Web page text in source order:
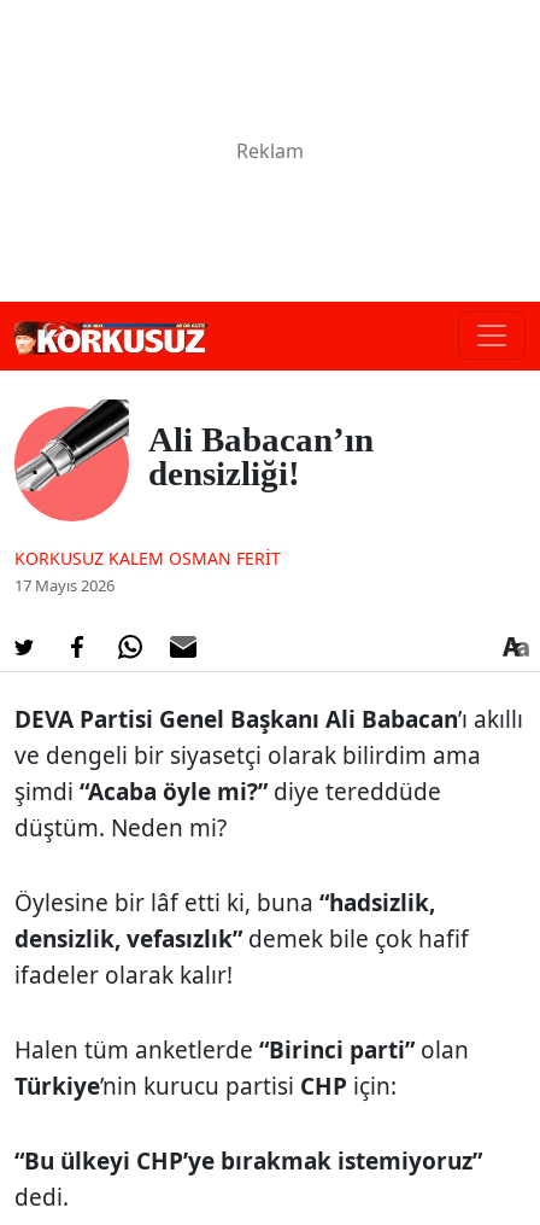
Ali Babacan’ın
densizliği!
KORKUSUZ KALEM OSMAN FERIT
17 Mayıs 2026
DEVA Partisi Genel Başkanı Ali Babacan’ı akıllı
ve dengeli bir siyasetçi olarak bilirdim ama
şimdi “Acaba öyle mi?”diye tereddüde
düştüm. Neden mi?
Öylesine bir lâf etti ki, buna “hadsizlik,
densizlik, vefasızlık”demek bile çok hafif
ifadeler olarak kalır!
Halen tüm anketlerde “Birinci parti”olan
Türkiye’nin kurucu partisi CHP için:
“Bu ülkeyi CHP’ye bırakmak istemiyoruz”
dedi.